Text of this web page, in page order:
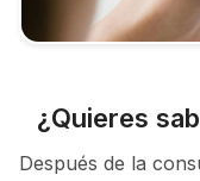
¿Quieres
Después de la